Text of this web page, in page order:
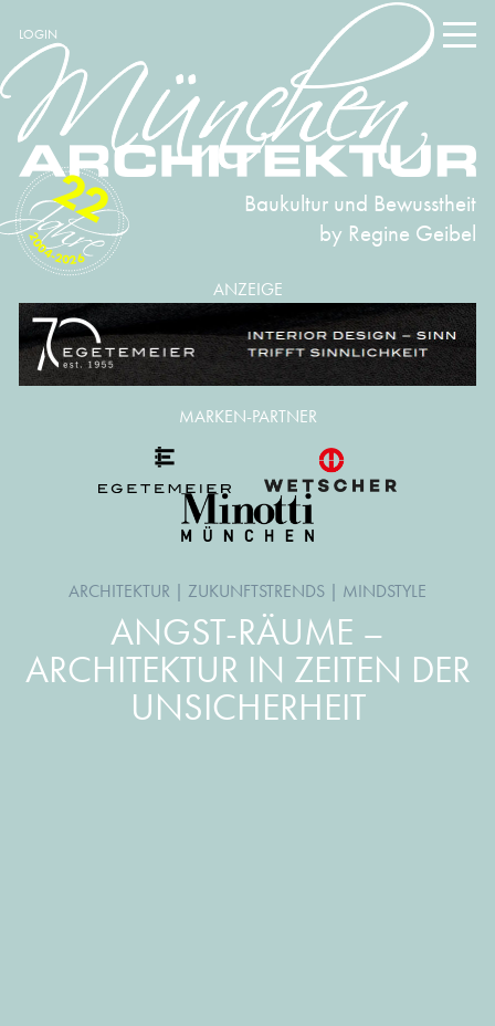
LOGIN
Baukultur und Bewusstheit
by Regine Geibel
2004-2026
22
ANZEIGE
ARCHITEKTUR | ZUKUNFTSTRENDS | MINDSTYLE
ANGST-RÄUME –
ARCHITEKTUR IN ZEITEN DER
UNSICHERHEIT